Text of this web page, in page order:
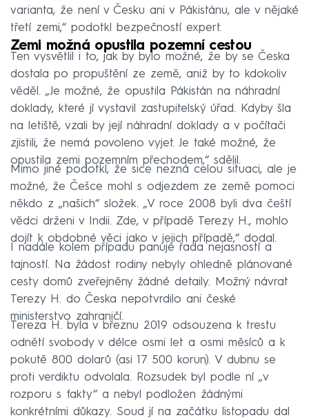
varianta, že není v Česku ani v Pákistánu, ale v nějaké
třetí zemi,“ podotkl bezpečností expert.
Zemi možná opustila pozemní cestou
Ten vysvětlil i to, jak by bylo možné, že by se Česka
dostala po propuštění ze země, aniž by to kdokoliv
věděl. „Je možné, že opustila Pákistán na náhradní
doklady, které jí vystavil zastupitelský úřad. Kdyby šla
na letiště, vzali by její náhradní doklady a v počítači
zjistili, že nemá povoleno vyjet. Je také možné, že
opustila zemi pozemním přechodem,“ sdělil.
Mimo jiné podotkl, že sice nezná celou situaci, ale je
možné, že Češce mohl s odjezdem ze země pomoci
někdo z „našich“ složek. „V roce 2008 byli dva čeští
vědci drženi v Indii. Zde, v případě Terezy H., mohlo
dojít k obdobné věci jako v jejich případě,“ dodal.
I nadále kolem případu panuje řada nejasností a
tajností. Na žádost rodiny nebyly ohledně plánované
cesty domů zveřejněny žádné detaily. Možný návrat
Terezy H. do Česka nepotvrdilo ani české
ministerstvo zahraničí.
Tereza H. byla v březnu 2019 odsouzena k trestu
odnětí svobody v délce osmi let a osmi měsíců a k
pokutě 800 dolarů (asi 17 500 korun). V dubnu se
proti verdiktu odvolala. Rozsudek byl podle ní „v
rozporu s fakty“ a nebyl podložen žádnými
konkrétními důkazy. Soud jí na začátku listopadu dal